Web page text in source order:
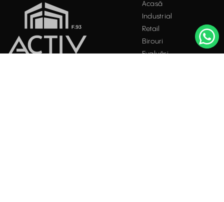
Acasă
Industrial
Retail
Birouri
Evaluări
exprimați acordul asupra folosirii acestora. Vezi